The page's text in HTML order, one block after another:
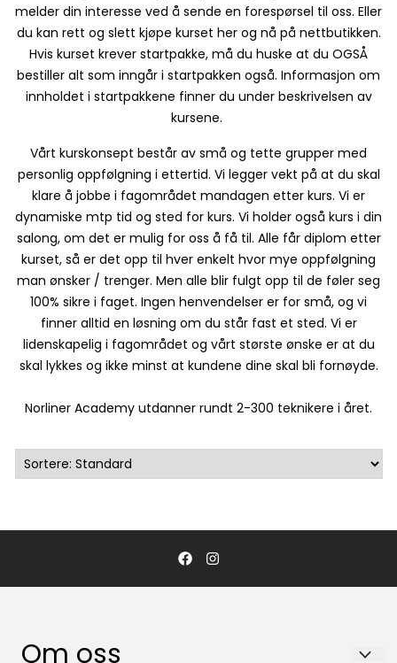
melder din interesse ved å sende en forespørsel til oss. Eller
du kan rett og slett kjøpe kurset her og nå på nettbutikken.
Hvis kurset krever startpakke, må du huske at du OGSÅ
bestiller alt som inngår i startpakken også. Informasjon om
innholdet i startpakkene finner du under beskrivelsen av
kursene.
Vårt kurskonsept består av små og tette grupper med
personlig oppfølgning i ettertid. Vi legger vekt på at du skal
klare å jobbe i fagområdet mandagen etter kurs. Vi er
dynamiske mtp tid og sted for kurs. Vi holder også kurs i din
salong, om det er mulig for oss å få til. Alle får diplom etter
kurset, så er det opp til hver enkelt hvor mye oppfølgning
man ønsker / trenger. Men alle blir fulgt opp til de føler seg
100% sikre i faget. Ingen henvendelser er for små, og vi
finner alltid en løsning om du står fast et sted. Vi er
lidenskapelig i fagområdet og vårt største ønske er at du
skal lykkes og ikke minst at kundene dine skal bli fornøyde.
Norliner Academy utdanner rundt 2-300 teknikere i året.
Om oss